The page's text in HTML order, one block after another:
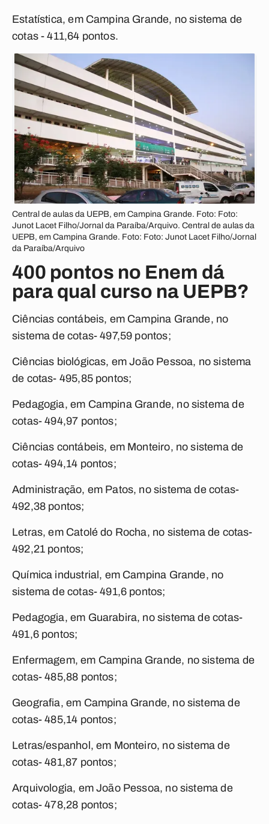
Estatística, em Campina Grande, no sistema de
cotas - 411,64 pontos.
Central de aulas da UEPB, em Campina Grande. Foto: Foto:
Junot Lacet Filho/Jornal da Paraíba/Arquivo. Central de aulas da
UEPB, em Campina Grande. Foto: Foto: Junot Lacet Filho/Jornal
da Paraíba/Arquivo
400 pontos no Enem dá
para qual curso na UEPB?
Ciências contábeis, em Campina Grande, no
sistema de cotas- 497,59 pontos;
Ciências biológicas, em João Pessoa, no sistema
de cotas- 495,85 pontos;
Pedagogia, em Campina Grande, no sistema de
cotas- 494,97 pontos;
Ciências contábeis, em Monteiro, no sistema de
cotas- 494,14 pontos;
Administração, em Patos, no sistema de cotas-
492,38 pontos;
Letras, em Catolé do Rocha, no sistema de cotas-
492,21 pontos;
Química industrial, em Campina Grande, no
sistema de cotas- 491,6 pontos;
Pedagogia, em Guarabira, no sistema de cotas-
491,6 pontos;
Enfermagem, em Campina Grande, no sistema de
cotas- 485,88 pontos;
Geografia, em Campina Grande, no sistema de
cotas- 485,14 pontos;
Letras/espanhol, em Monteiro, no sistema de
cotas- 481,87 pontos;
Arquivologia, em João Pessoa, no sistema de
cotas- 478,28 pontos;